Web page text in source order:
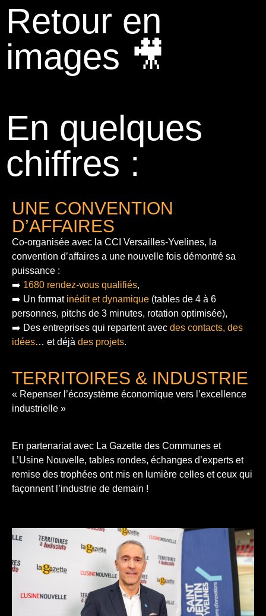
Retour en
images 🎥
En quelques
chiffres :
UNE CONVENTION
D’AFFAIRES
Co-organisée avec la CCI Versailles-Yvelines, la
convention d’affaires a une nouvelle fois démontré sa
puissance :
➡️ 1680 rendez-vous qualifiés,
➡️ Un format inédit et dynamique (tables de 4 à 6
personnes, pitchs de 3 minutes, rotation optimisée),
➡️ Des entreprises qui repartent avec des contacts, des
idées… et déjà des projets.
TERRITOIRES & INDUSTRIE
« Repenser l’écosystème économique vers l’excellence
industrielle »
En partenariat avec La Gazette des Communes et
L’Usine Nouvelle, tables rondes, échanges d’experts et
remise des trophées ont mis en lumière celles et ceux qui
façonnent l’industrie de demain !